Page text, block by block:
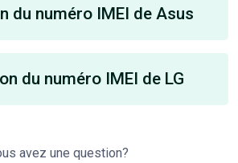
du numéro IMEI de Asus
du numéro IMEI de LG
avez une question?